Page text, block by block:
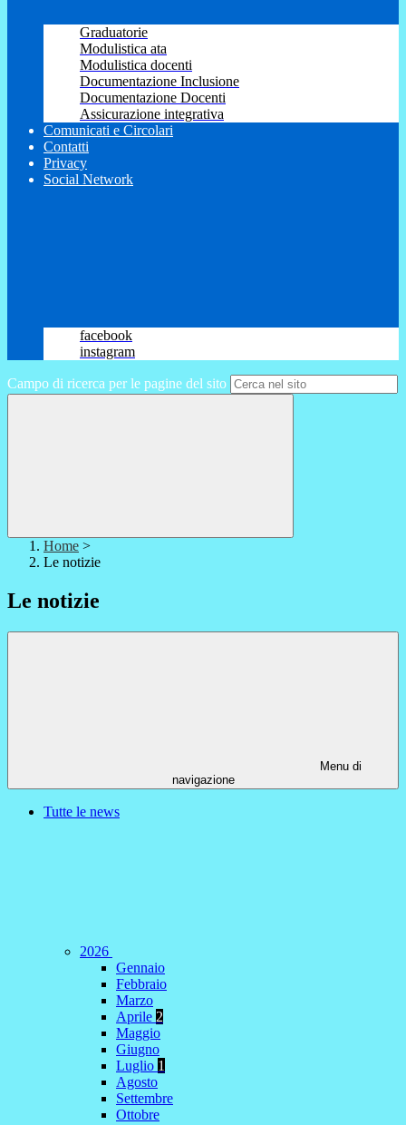
Graduatorie
Modulistica ata
Modulistica docenti
Documentazione Inclusione
Documentazione Docenti
Assicurazione integrativa
Comunicati e Circolari
Contatti
Privacy
Social Network
facebook
instagram
Campo di ricerca per le pagine del sito
Home >
Le notizie
Le notizie
Menu di
navigazione
Tutte le news
2026
Gennaio
Febbraio
Marzo
Aprile 2
Maggio
Giugno
Luglio 1
Agosto
Settembre
Ottobre